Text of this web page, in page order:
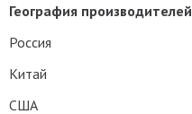
География производителей
Россия
Китай
США